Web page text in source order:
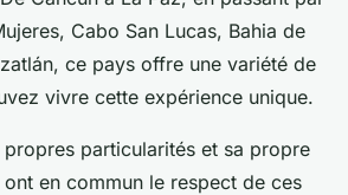
Cabo San Lucas, Bahia de
ce pays offre une variété de
vivre cette expérience unique.
propres particularités et sa propre
en commun le respect de ces